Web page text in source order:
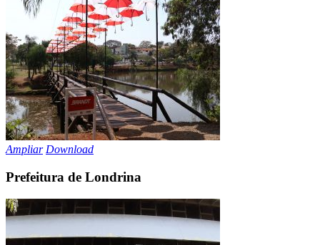
Ampliar Download
Prefeitura de Londrina